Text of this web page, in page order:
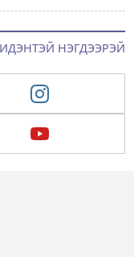
НЭГДЭЭРЭЙ